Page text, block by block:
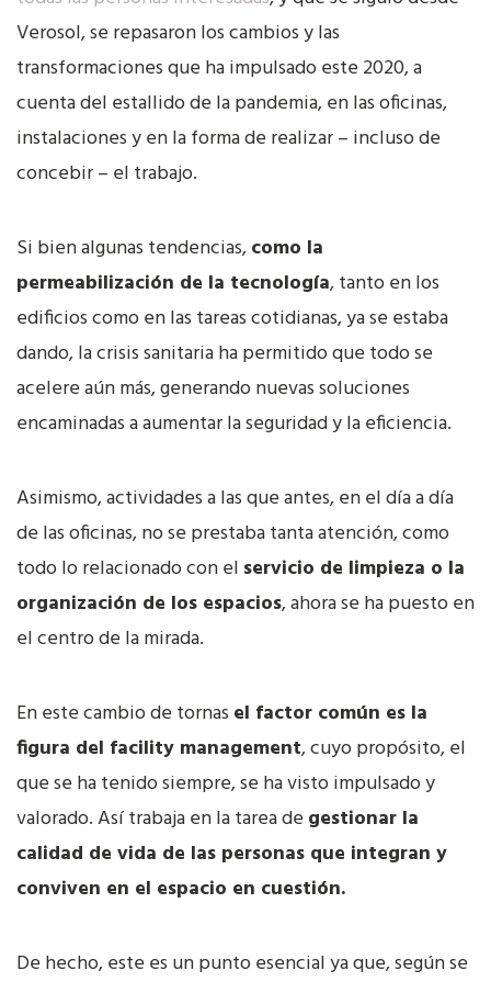
Verosol, se repasaron los cambios y las
transformaciones que ha impulsado este 2020, a
cuenta del estallido de la pandemia, en las oficinas,
instalaciones y en la forma de realizar – incluso de
concebir – el trabajo.
Si bien algunas tendencias,como la
permeabilización de la tecnología, tanto en los
edificios como en las tareas cotidianas, ya se estaba
dando, la crisis sanitaria ha permitido que todo se
acelere aún más, generando nuevas soluciones
encaminadas a aumentar la seguridad y la eficiencia.
Asimismo, actividades a las que antes, en el día a día
de las oficinas, no se prestaba tanta atención, como
todo lo relacionado con el servicio de limpieza o la
organización de los espacios, ahora se ha puesto en
el centro de la mirada.
En este cambio de tornas el factor común es la
figura del facility management, cuyo propósito, el
que se ha tenido siempre, se ha visto impulsado y
valorado. Así trabaja en la tarea de gestionar la
calidad de vida de las personas que integran y
conviven en el espacio en cuestión.
De hecho, este es un punto esencial ya que, según se